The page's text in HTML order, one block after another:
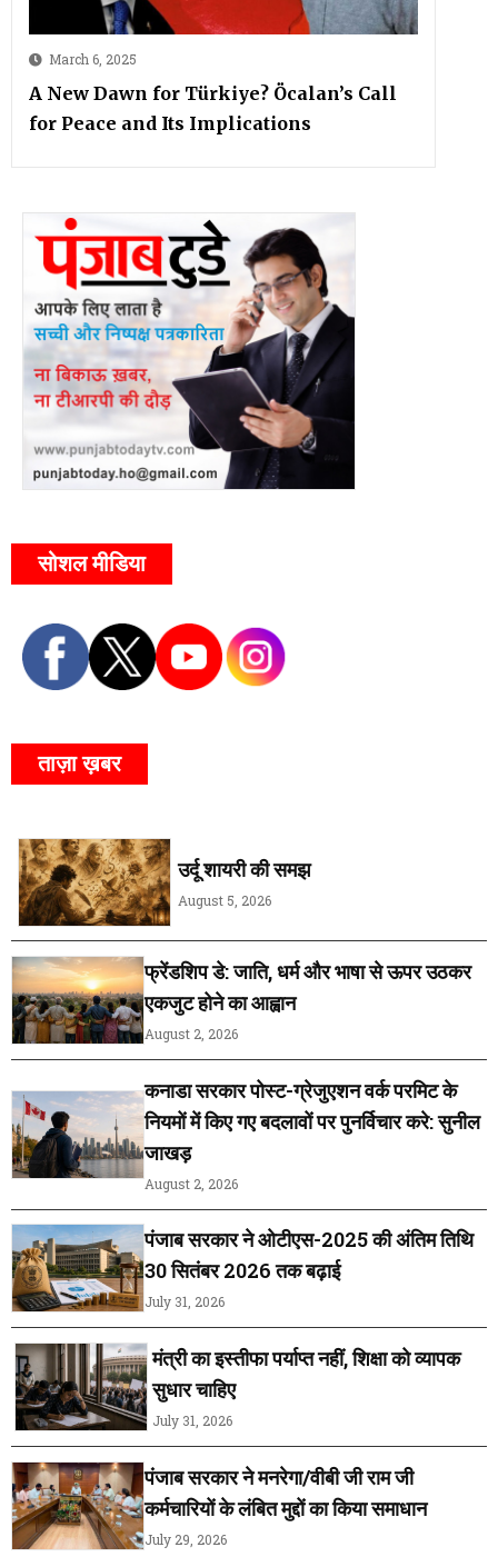
March 6, 2025
A New Dawn for Türkiye? Öcalan’s Call
for Peace and Its Implications
सोशल मीडिया
ताज़ा ख़बर
उर्दू शायरी की समझ
August 5, 2026
फ्रेंडशिप डे: जाति, धर्म और भाषा से ऊपर उठकर
एकजुट होने का आह्वान
August 2, 2026
कनाडा सरकार पोस्ट-ग्रेजुएशन वर्क परमिट के
नियमों में किए गए बदलावों पर पुनर्विचार करे: सुनील
जाखड़
August 2, 2026
पंजाब सरकार ने ओटीएस-2025 की अंतिम तिथि
30 सितंबर 2026 तक बढ़ाई
July 31, 2026
मंत्री का इस्तीफा पर्याप्त नहीं, शिक्षा को व्यापक
सुधार चाहिए
July 31, 2026
पंजाब सरकार ने मनरेगा/वीबी जी राम जी
कर्मचारियों के लंबित मुद्दों का किया समाधान
July 29, 2026